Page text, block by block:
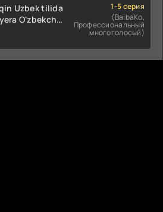
Uzbek tilida
O'zbekcha
HD skachat
1-5 серия
(BaibaKo,
Профессиональный
многоголосый)